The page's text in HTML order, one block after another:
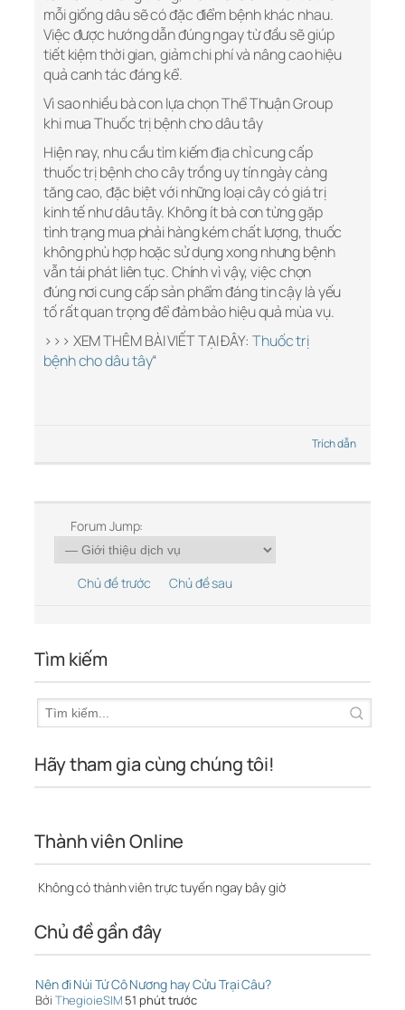
mỗi giống dâu sẽ có đặc điểm bệnh khác nhau.
Việc được hướng dẫn đúng ngay từ đầu sẽ giúp
tiết kiệm thời gian, giảm chi phí và nâng cao hiệu
quả canh tác đáng kể.
Vì sao nhiều bà con lựa chọn Thể Thuận Group
khi mua Thuốc trị bệnh cho dâu tây
Hiện nay, nhu cầu tìm kiếm địa chỉ cung cấp
thuốc trị bệnh cho cây trồng uy tín ngày càng
tăng cao, đặc biệt với những loại cây có giá trị
kinh tế như dâu tây. Không ít bà con từng gặp
tình trạng mua phải hàng kém chất lượng, thuốc
không phù hợp hoặc sử dụng xong nhưng bệnh
vẫn tái phát liên tục. Chính vì vậy, việc chọn
đúng nơi cung cấp sản phẩm đáng tin cậy là yếu
tố rất quan trọng để đảm bảo hiệu quả mùa vụ.
>>> XEM THÊM BÀI VIẾT TẠI ĐÂY: Thuốc trị
bệnh cho dâu tây“
Trích dẫn
Forum Jump:
Chủ đề trước Chủ đề sau
Tìm kiếm
Hãy tham gia cùng chúng tôi!
Thành viên Online
Không có thành viên trực tuyến ngay bây giờ
Chủ đề gần đây
Nên đi Núi Tứ Cô Nương hay Cửu Trại Câu?
Bởi ThegioieSIM 51 phút trước